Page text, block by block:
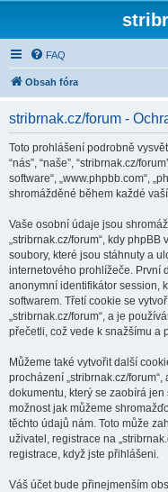
FAQ
Obsah fóra
stribrnak.cz/forum -
Toto prohlášení podrobně
“nás”, “naše”, “stribrnak.cz/
software“, „www.phpbb.com“,
shromážděné během každé
Vaše osobní údaje jsou
„stribrnak.cz/forum“, kdy
soubory, které jsou stáhnuty a
internetového prohlížeče. První
anonymní identifikátor session,
softwarem. Třetí cookie se
„stribrnak.cz/forum“, a je
přečetli, což vede k snažšímu a
Můžeme také vytvořit další
procházení „stribrnak.cz/
dokumentu, který se zaobírá
možnost jak můžeme
těchto údajů nám. Toto může
uživatel, registrace na
registrace, když jste přihlášeni.
Váš účet bude přinejmenším